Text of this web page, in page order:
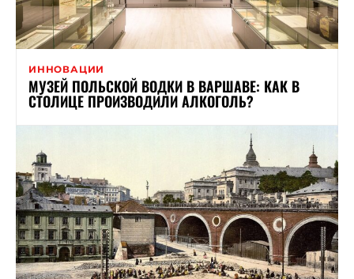
ИННОВАЦИИ
МУЗЕЙ ПОЛЬСКОЙ ВОДКИ В ВАРШАВЕ: КАК В
СТОЛИЦЕ ПРОИЗВОДИЛИ АЛКОГОЛЬ?